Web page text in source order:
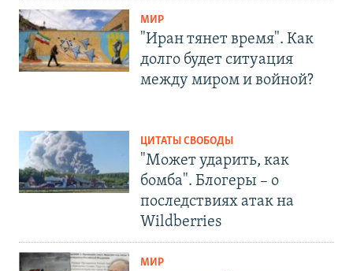
МИР
"Иран тянет время". Как
долго будет ситуация
между миром и войной?
ЦИТАТЫ СВОБОДЫ
"Может ударить, как
бомба". Блогеры – о
последствиях атак на
Wildberries
МИР